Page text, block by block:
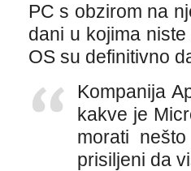
PC s obzirom na
dani u kojima
OS su definitivno
Kompanija
kakve je
morati
prisiljeni da